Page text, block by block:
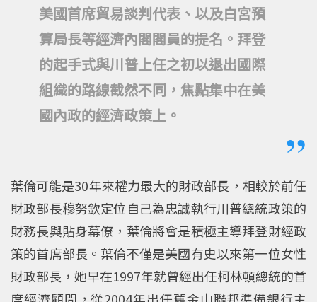
美國首席貿易談判代表、以及白宮預
算局長等經濟內閣閣員的提名。拜登
的起手式與川普上任之初以退出國際
組織的路線截然不同，焦點集中在美
國內政的經濟政策上。
葉倫可能是30年來權力最大的財政部長，相較於前任
財政部長穆努欽定位自己為忠誠執行川普總統政策的
財務長與貼身幕僚，葉倫將會是積極主導拜登財經政
策的首席部長。葉倫不僅是美國有史以來第一位女性
財政部長，她早在1997年就曾經出任柯林頓總統的首
席經濟顧問，從2004年出任舊金山聯邦準備銀行主